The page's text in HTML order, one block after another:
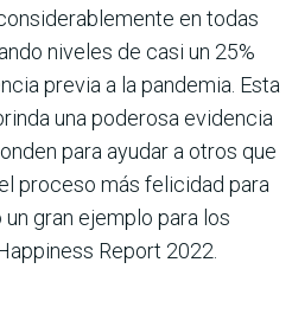
en todas
niveles de casi un 25%
previa a la pandemia. Esta
una poderosa evidencia
para ayudar a otros que
proceso más felicidad para
gran ejemplo para los
Report 2022.